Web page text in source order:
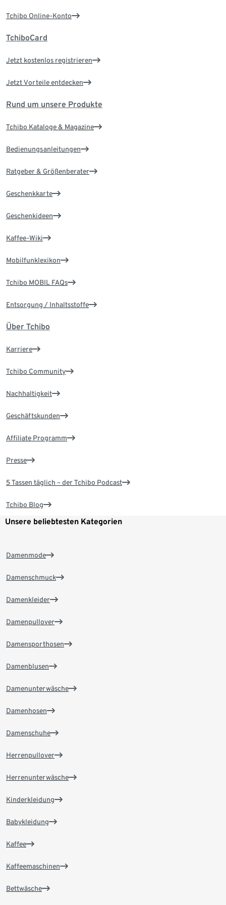
Tchibo Online-Konto
TchiboCard
Jetzt kostenlos registrieren
Jetzt Vorteile entdecken
Rund um unsere Produkte
Tchibo Kataloge & Magazine
Bedienungsanleitungen
Ratgeber & Größenberater
Geschenkkarte
Geschenkideen
Kaffee-Wiki
Mobilfunklexikon
Tchibo MOBIL FAQs
Entsorgung / Inhaltsstoffe
Über Tchibo
Karriere
Tchibo Community
Nachhaltigkeit
Geschäftskunden
Affiliate Programm
Presse
5 Tassen täglich – der Tchibo Podcast
Tchibo Blog
Unsere beliebtesten Kategorien
Damenmode
Damenschmuck
Damenkleider
Damenpullover
Damensporthosen
Damenblusen
Damenunterwäsche
Damenhosen
Damenschuhe
Herrenpullover
Herrenunterwäsche
Kinderkleidung
Babykleidung
Kaffee
Kaffeemaschinen
Bettwäsche